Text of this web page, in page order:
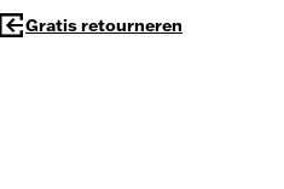
Gratis retourneren